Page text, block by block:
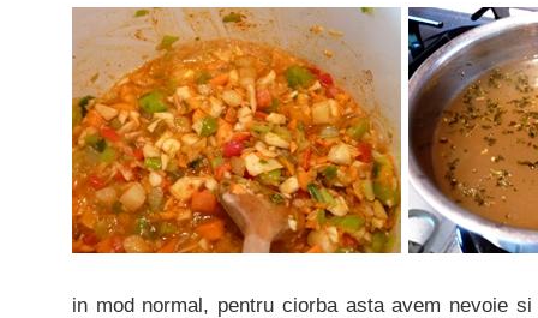
in mod normal, pentru ciorba asta avem nevoie